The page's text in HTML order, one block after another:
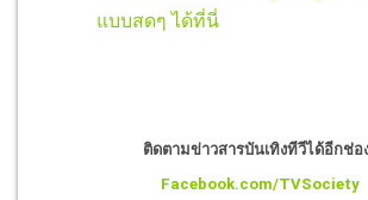
แบบสดๆ ได้ที่นี่
ติดตามข่าวสารบันเทิงทีวีได้อีกช่อ
Facebook.com/TVSociety